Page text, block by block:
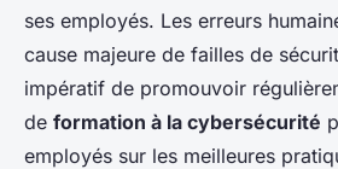
ses employés. Les erreurs
cause majeure de failles de
impératif de promouvoir
de formation à la cybersécurité
employés sur les meilleures